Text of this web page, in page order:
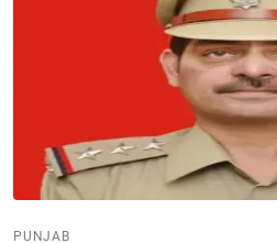
PUNJAB